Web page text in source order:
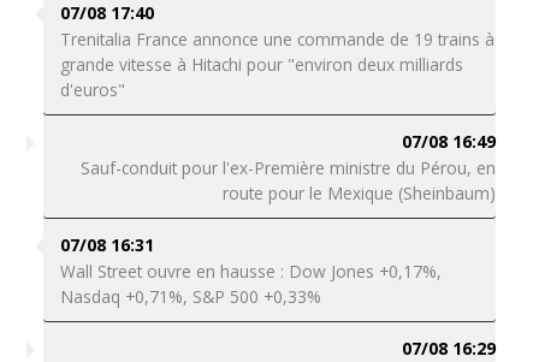
07/08 17:40
Trenitalia France annonce une commande de 19 trains à
grande vitesse à Hitachi pour "environ deux milliards
d'euros"
07/08 16:49
Sauf-conduit pour l'ex-Première ministre du Pérou, en
route pour le Mexique (Sheinbaum)
07/08 16:31
Wall Street ouvre en hausse : Dow Jones +0,17%,
Nasdaq +0,71%, S&P 500 +0,33%
07/08 16:29